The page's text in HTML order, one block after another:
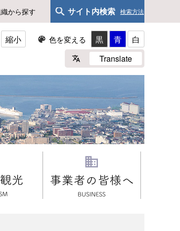
から探す サイト内検索 検索方法
縮小 色を変える 黒 青
白
Translate